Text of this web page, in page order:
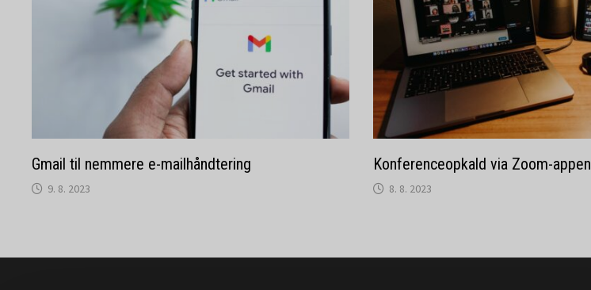
Gmail til nemmere e-mailhåndtering
9. 8. 2023
Konferenceopkald via Zoom-appen
8. 8. 2023